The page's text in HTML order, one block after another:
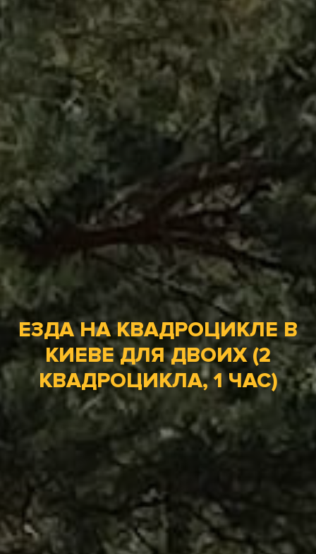
ЕЗДА НА КВАДРОЦИКЛЕ В
КИЕВЕ ДЛЯ ДВОИХ (2
КВАДРОЦИКЛА, 1 ЧАС)